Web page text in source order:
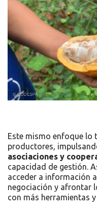
Este mismo enfoque lo
productores,
asociaciones y
capacidad de gestión.
acceder a información
negociación y afrontar
con más herramientas